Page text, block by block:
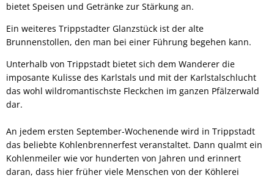
bietet Speisen und Getränke zur Stärkung an.
Ein weiteres Trippstadter Glanzstück ist der alte
Brunnenstollen, den man bei einer Führung begehen kann.
Unterhalb von Trippstadt bietet sich dem Wanderer die
imposante Kulisse des Karlstals und mit der Karlstalschlucht
das wohl wildromantischste Fleckchen im ganzen Pfälzerwald
dar.
An jedem ersten September-Wochenende wird in Trippstadt
das beliebte Kohlenbrennerfest veranstaltet. Dann qualmt ein
Kohlenmeiler wie vor hunderten von Jahren und erinnert
daran, dass hier früher viele Menschen von der Köhlerei